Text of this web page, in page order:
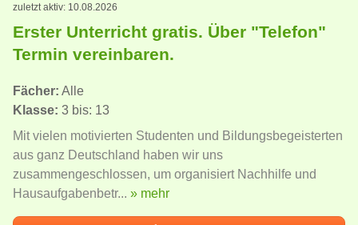
zuletzt aktiv: 10.08.2026
Erster Unterricht gratis. Über "Telefon"
Termin vereinbaren.
Fächer: Alle
Klasse: 3 bis: 13
Mit vielen motivierten Studenten und Bildungsbegeisterten
aus ganz Deutschland haben wir uns
zusammengeschlossen, um organisiert Nachhilfe und
Hausaufgabenbetr... » mehr